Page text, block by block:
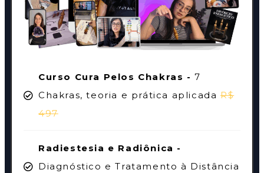
Curso Cura Pelos Chakras -7
Chakras, teoria e prática aplicadaR$
497
Radiestesia e Radiônica -
Diagnóstico e Tratamento à Distância